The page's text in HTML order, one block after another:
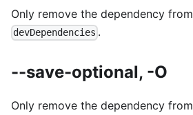
Only remove the dependency from
devDependencies .
--save-optional, -O
Only remove the dependency from